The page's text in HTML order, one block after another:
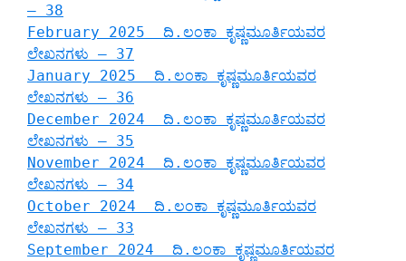
– 38
February 2025 ದಿ.ಲಂಕಾ ಕೃಷ್ಣಮೂರ್ತಿಯವರ
ಲೇಖನಗಳು – 37
January 2025 ದಿ.ಲಂಕಾ ಕೃಷ್ಣಮೂರ್ತಿಯವರ
ಲೇಖನಗಳು – 36
December 2024 ದಿ.ಲಂಕಾ ಕೃಷ್ಣಮೂರ್ತಿಯವರ
ಲೇಖನಗಳು – 35
November 2024 ದಿ.ಲಂಕಾ ಕೃಷ್ಣಮೂರ್ತಿಯವರ
ಲೇಖನಗಳು – 34
October 2024 ದಿ.ಲಂಕಾ ಕೃಷ್ಣಮೂರ್ತಿಯವರ
ಲೇಖನಗಳು – 33
September 2024 ದಿ.ಲಂಕಾ ಕೃಷ್ಣಮೂರ್ತಿಯವರ